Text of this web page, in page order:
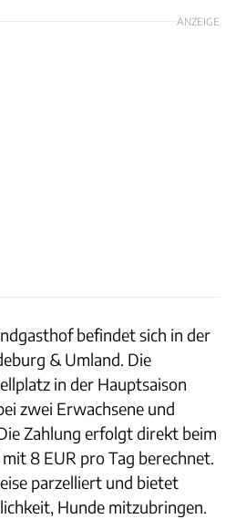
ANZEIGE
befindet sich in der
& Umland. Die
in der Hauptsaison
zwei Erwachsene und
Zahlung erfolgt direkt beim
8 EUR pro Tag berechnet.
parzelliert und bietet
Hunde mitzubringen.